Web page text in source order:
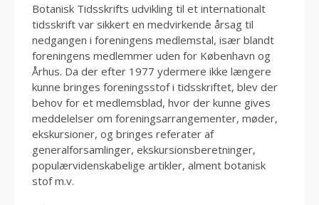
Botanisk Tidsskrifts udvikling til et internationalt
tidsskrift var sikkert en medvirkende årsag til
nedgangen i foreningens medlemstal, især blandt
foreningens medlemmer uden for København og
Århus. Da der efter 1977 ydermere ikke længere
kunne bringes foreningsstof i tidsskriftet, blev der
behov for et medlemsblad, hvor der kunne gives
meddelelser om foreningsarrangementer, møder,
ekskursioner, og bringes referater af
generalforsamlinger, ekskursionsberetninger,
populærvidenskabelige artikler, alment botanisk
stof m.v.